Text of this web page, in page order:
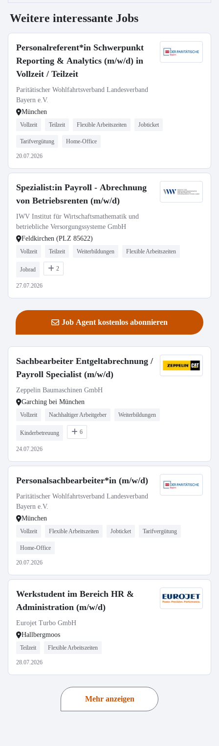
Weitere interessante Jobs
Personalreferent*in Schwerpunkt
Reporting & Analytics (m/w/d) in
Vollzeit / Teilzeit
Paritätischer Wohlfahrtsverband Landesverband
Bayern e.V.
München
Vollzeit Teilzeit Flexible Arbeitszeiten Jobticket
Tarifvergütung Home-Office
20.07.2026
Spezialist:in Payroll - Abrechnung
von Betriebsrenten (m/w/d)
IWV Institut für Wirtschaftsmathematik und
betriebliche Versorgungssysteme GmbH
Feldkirchen (PLZ 85622)
Vollzeit Teilzeit Weiterbildungen Flexible Arbeitszeiten
Jobrad 2
27.07.2026
Job Agent kostenlos abonnieren
Sachbearbeiter Entgeltabrechnung /
Payroll Specialist (m/w/d)
Zeppelin Baumaschinen GmbH
Garching bei München
Vollzeit Nachhaltiger Arbeitgeber Weiterbildungen
Kinderbetreuung 6
24.07.2026
Personalsachbearbeiter*in (m/w/d)
Paritätischer Wohlfahrtsverband Landesverband
Bayern e.V.
München
Vollzeit Flexible Arbeitszeiten Jobticket Tarifvergütung
Home-Office
20.07.2026
Werkstudent im Bereich HR &
Administration (m/w/d)
Eurojet Turbo GmbH
Hallbergmoos
Teilzeit Flexible Arbeitszeiten
28.07.2026
Mehr anzeigen